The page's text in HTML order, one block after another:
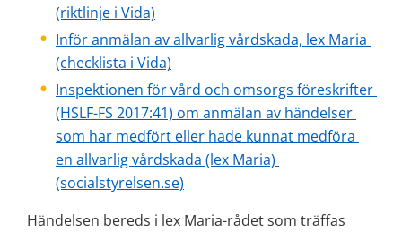
(riktlinje i Vida)
Inför anmälan av allvarlig vårdskada, lex Maria
(checklista i Vida)
Inspektionen för vård och omsorgs föreskrifter
(HSLF-FS 2017:41) om anmälan av händelser
som har medfört eller hade kunnat medföra
en allvarlig vårdskada (lex Maria)
(socialstyrelsen.se)
Händelsen bereds i lex Maria-rådet som träffas